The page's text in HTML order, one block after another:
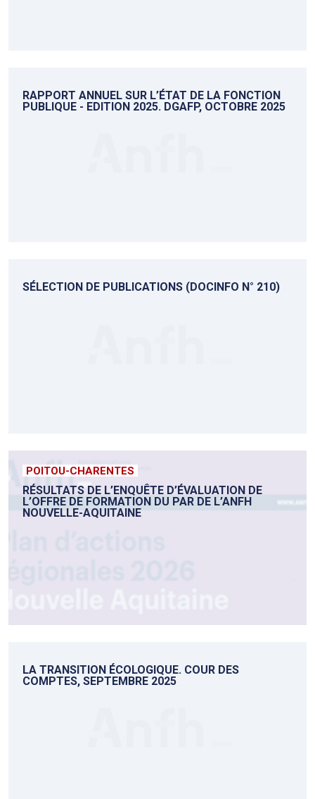
RAPPORT ANNUEL SUR L’ÉTAT DE LA FONCTION
PUBLIQUE - EDITION 2025. DGAFP, OCTOBRE 2025
SÉLECTION DE PUBLICATIONS (DOCINFO N° 210)
POITOU-CHARENTES
RÉSULTATS DE L’ENQUÊTE D’ÉVALUATION DE
L’OFFRE DE FORMATION DU PAR DE L’ANFH
NOUVELLE-AQUITAINE
LA TRANSITION ÉCOLOGIQUE. COUR DES
COMPTES, SEPTEMBRE 2025